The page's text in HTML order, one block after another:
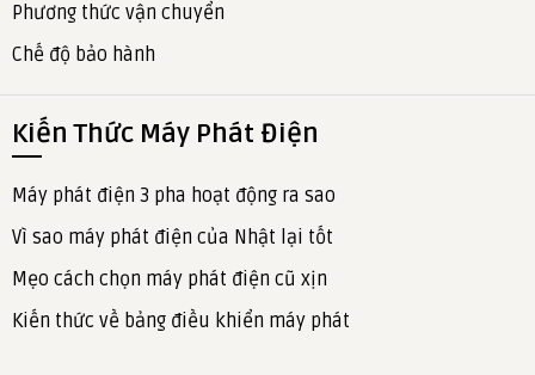
Phương thức vận chuyển
Chế độ bảo hành
Kiến Thức Máy Phát Điện
Máy phát điện 3 pha hoạt động ra sao
Vì sao máy phát điện của Nhật lại tốt
Mẹo cách chọn máy phát điện cũ xịn
Kiến thức về bảng điều khiển máy phát